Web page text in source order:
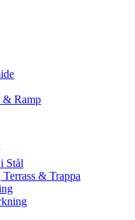
& Ramp
Stål
& Trappa